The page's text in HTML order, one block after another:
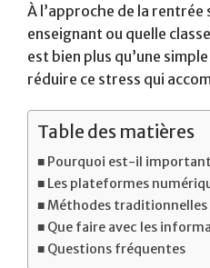
À l’approche de la
enseignant ou quelle
est bien plus qu’une
réduire ce stress qui
Table des matières
Pourquoi est-il important
Les plateformes
Méthodes traditionnelles
Que faire avec les
Questions fréquentes